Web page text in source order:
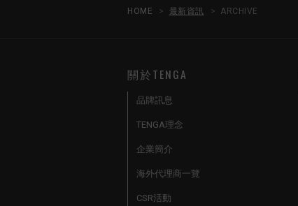
HOME 最新資訊 ARCHIVE
關於TENGA
品牌訊息
TENGA理念
企業簡介
海外代理商一覽
CSR活動